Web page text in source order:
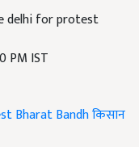
delhi for protest
PM IST
Bharat Bandhकिसान